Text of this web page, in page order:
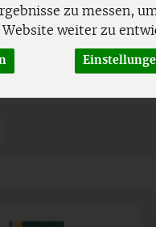
zu messen,
weiter zu